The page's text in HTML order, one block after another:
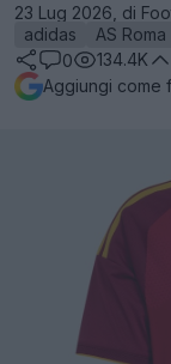
23 Lug 2026, di
adidas
AS Roma
0
134.4K
Aggiungi come